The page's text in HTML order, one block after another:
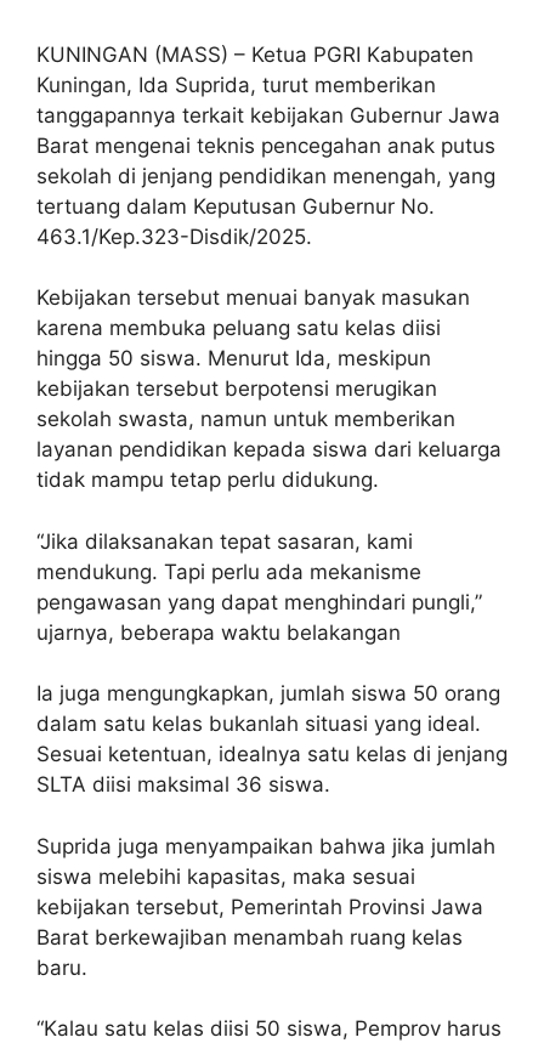
KUNINGAN (MASS) – Ketua PGRI Kabupaten
Kuningan, Ida Suprida, turut memberikan
tanggapannya terkait kebijakan Gubernur Jawa
Barat mengenai teknis pencegahan anak putus
sekolah di jenjang pendidikan menengah, yang
tertuang dalam Keputusan Gubernur No.
463.1/Kep.323-Disdik/2025.
Kebijakan tersebut menuai banyak masukan
karena membuka peluang satu kelas diisi
hingga 50 siswa. Menurut Ida, meskipun
kebijakan tersebut berpotensi merugikan
sekolah swasta, namun untuk memberikan
layanan pendidikan kepada siswa dari keluarga
tidak mampu tetap perlu didukung.
“Jika dilaksanakan tepat sasaran, kami
mendukung. Tapi perlu ada mekanisme
pengawasan yang dapat menghindari pungli,”
ujarnya, beberapa waktu belakangan
Ia juga mengungkapkan, jumlah siswa 50 orang
dalam satu kelas bukanlah situasi yang ideal.
Sesuai ketentuan, idealnya satu kelas di jenjang
SLTA diisi maksimal 36 siswa.
Suprida juga menyampaikan bahwa jika jumlah
siswa melebihi kapasitas, maka sesuai
kebijakan tersebut, Pemerintah Provinsi Jawa
Barat berkewajiban menambah ruang kelas
baru.
“Kalau satu kelas diisi 50 siswa, Pemprov harus